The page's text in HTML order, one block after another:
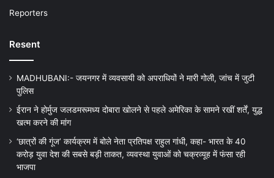
Reporters
Resent
MADHUBANI:- जयनगर में व्यवसायी को अपराधियों ने मारी गोली, जांच में जुटी
पुलिस
ईरान ने होर्मुज जलडमरूमध्य दोबारा खोलने से पहले अमेरिका के सामने रखीं शर्तें, युद्ध
खत्म करने की मांग
‘छात्रों की गूंज’ कार्यक्रम में बोले नेता प्रतिपक्ष राहुल गांधी, कहा- भारत के 40
करोड़ युवा देश की सबसे बड़ी ताकत, व्यवस्था युवाओं को चक्रव्यूह में फंसा रही
भाजपा